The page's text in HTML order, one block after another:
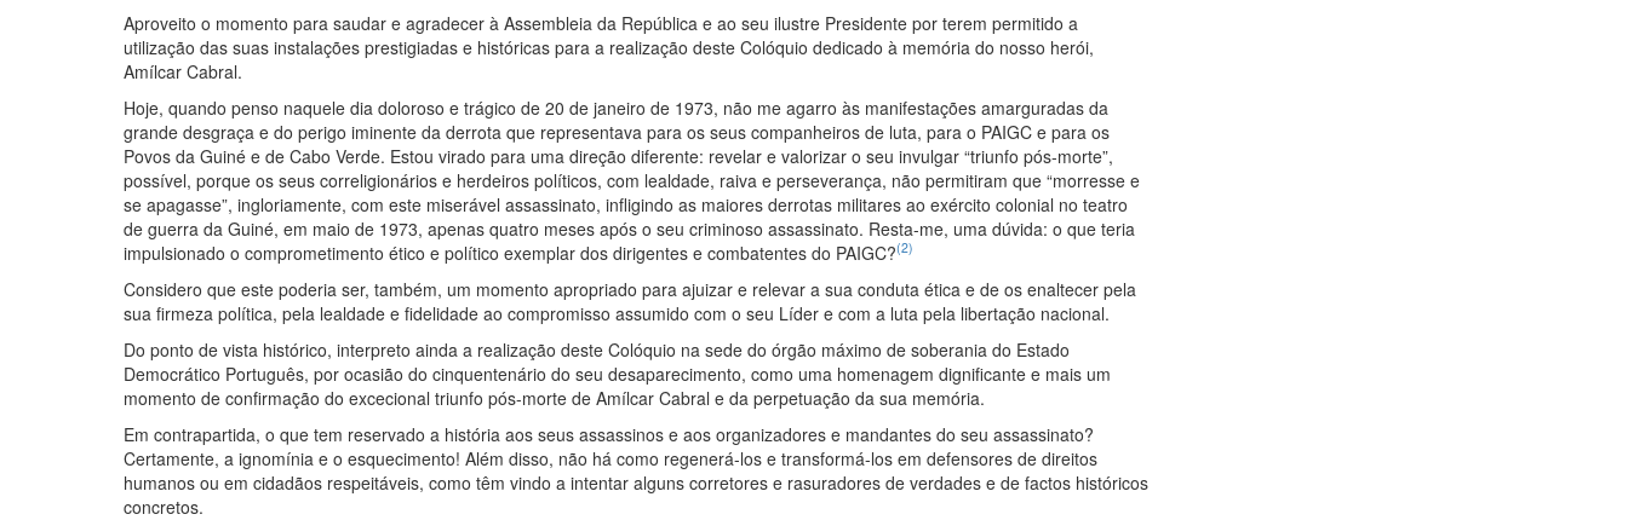
Aproveito o momento para saudar e agradecer à Assembleia da República e ao seu ilustre Presidente por terem permitido a
utilização das suas instalações prestigiadas e históricas para a realização deste Colóquio dedicado à memória do nosso herói,
Amílcar Cabral.
Hoje, quando penso naquele dia doloroso e trágico de 20 de janeiro de 1973, não me agarro às manifestações amarguradas da
grande desgraça e do perigo iminente da derrota que representava para os seus companheiros de luta, para o PAIGC e para os
Povos da Guiné e de Cabo Verde. Estou virado para uma direção diferente: revelar e valorizar o seu invulgar “triunfo pós-morte”,
possível, porque os seus correligionários e herdeiros políticos, com lealdade, raiva e perseverança, não permitiram que “morresse e
se apagasse”, ingloriamente, com este miserável assassinato, infligindo as maiores derrotas militares ao exército colonial no teatro
de guerra da Guiné, em maio de 1973, apenas quatro meses após o seu criminoso assassinato. Resta-me, uma dúvida: o que teria
impulsionado o comprometimento ético e político exemplar dos dirigentes e combatentes do PAIGC?(2)
Considero que este poderia ser, também, um momento apropriado para ajuizar e relevar a sua conduta ética e de os enaltecer pela
sua firmeza política, pela lealdade e fidelidade ao compromisso assumido com o seu Líder e com a luta pela libertação nacional.
Do ponto de vista histórico, interpreto ainda a realização deste Colóquio na sede do órgão máximo de soberania do Estado
Democrático Português, por ocasião do cinquentenário do seu desaparecimento, como uma homenagem dignificante e mais um
momento de confirmação do excecional triunfo pós-morte de Amílcar Cabral e da perpetuação da sua memória.
Em contrapartida, o que tem reservado a história aos seus assassinos e aos organizadores e mandantes do seu assassinato?
Certamente, a ignomínia e o esquecimento! Além disso, não há como regenerá-los e transformá-los em defensores de direitos
humanos ou em cidadãos respeitáveis, como têm vindo a intentar alguns corretores e rasuradores de verdades e de factos históricos
concretos.